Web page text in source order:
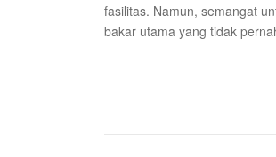
fasilitas. Namun, semangat
bakar utama yang tidak